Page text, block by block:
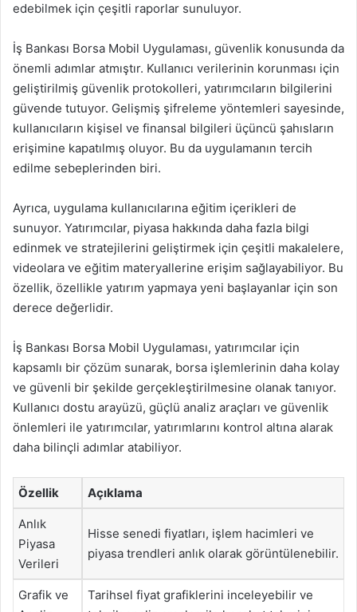
edebilmek için çeşitli raporlar sunuluyor.
İş Bankası Borsa Mobil Uygulaması, güvenlik konusunda da
önemli adımlar atmıştır. Kullanıcı verilerinin korunması için
geliştirilmiş güvenlik protokolleri, yatırımcıların bilgilerini
güvende tutuyor. Gelişmiş şifreleme yöntemleri sayesinde,
kullanıcıların kişisel ve finansal bilgileri üçüncü şahısların
erişimine kapatılmış oluyor. Bu da uygulamanın tercih
edilme sebeplerinden biri.
Ayrıca, uygulama kullanıcılarına eğitim içerikleri de
sunuyor. Yatırımcılar, piyasa hakkında daha fazla bilgi
edinmek ve stratejilerini geliştirmek için çeşitli makalelere,
videolara ve eğitim materyallerine erişim sağlayabiliyor. Bu
özellik, özellikle yatırım yapmaya yeni başlayanlar için son
derece değerlidir.
İş Bankası Borsa Mobil Uygulaması, yatırımcılar için
kapsamlı bir çözüm sunarak, borsa işlemlerinin daha kolay
ve güvenli bir şekilde gerçekleştirilmesine olanak tanıyor.
Kullanıcı dostu arayüzü, güçlü analiz araçları ve güvenlik
önlemleri ile yatırımcılar, yatırımlarını kontrol altına alarak
daha bilinçli adımlar atabiliyor.
Özellik Açıklama
Anlık
Piyasa
Verileri
Hisse senedi fiyatları, işlem hacimleri ve
piyasa trendleri anlık olarak görüntülenebilir.
Grafik ve
Tarihsel fiyat grafiklerini inceleyebilir ve